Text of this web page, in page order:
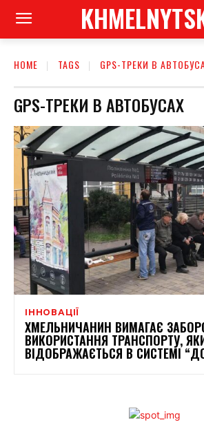
HOME TAGS GPS-ТРЕКИ В
GPS-ТРЕКИ В АВТОБУСАХ
ІННОВАЦІЇ
ХМЕЛЬНИЧАНИН ВИМАГАЄ
ВИКОРИСТАННЯ ТРАНСПОРТУ,
ВІДОБРАЖАЄТЬСЯ В СИСТЕМІ